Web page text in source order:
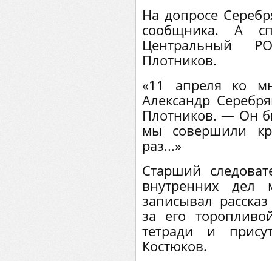
На допросе
сообщника. А
Центральный
Плотников.
«11 апреля ко
Александр
Плотников. — Он
мы совершили
раз...»
Старший
внутренних
записывал
за его
тетради и
Костюков.